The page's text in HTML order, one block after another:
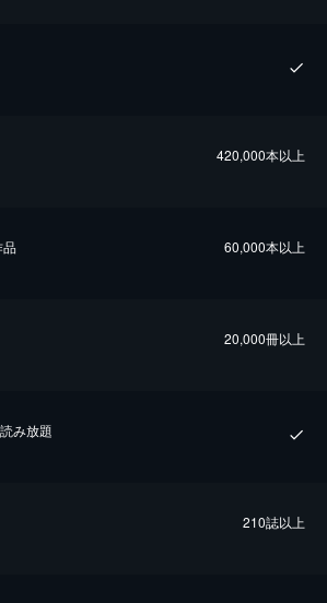
420,000本以上
品 60,000本以上
20,000冊以上
み放題
210誌以上